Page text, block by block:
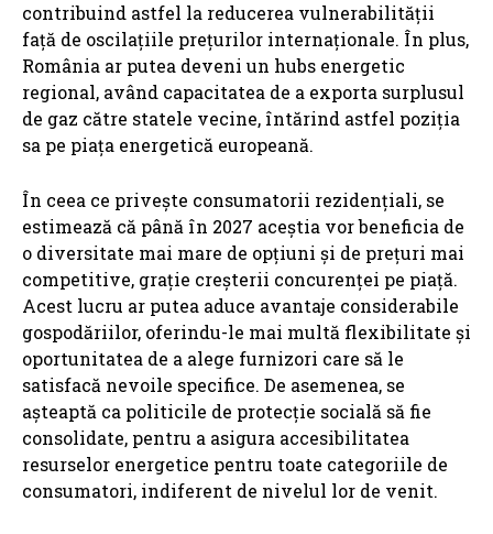
contribuind astfel la reducerea vulnerabilității
față de oscilațiile prețurilor internaționale. În plus,
România ar putea deveni un hubs energetic
regional, având capacitatea de a exporta surplusul
de gaz către statele vecine, întărind astfel poziția
sa pe piața energetică europeană.
În ceea ce privește consumatorii rezidențiali, se
estimează că până în 2027 aceștia vor beneficia de
o diversitate mai mare de opțiuni și de prețuri mai
competitive, grație creșterii concurenței pe piață.
Acest lucru ar putea aduce avantaje considerabile
gospodăriilor, oferindu-le mai multă flexibilitate și
oportunitatea de a alege furnizori care să le
satisfacă nevoile specifice. De asemenea, se
așteaptă ca politicile de protecție socială să fie
consolidate, pentru a asigura accesibilitatea
resurselor energetice pentru toate categoriile de
consumatori, indiferent de nivelul lor de venit.